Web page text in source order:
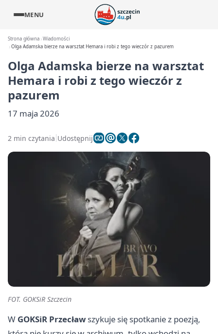
MENU
Strona główna Wiadomości
Olga Adamska bierze na warsztat Hemara i robi z tego wieczór z pazurem
Olga Adamska bierze na warsztat
Hemara i robi z tego wieczór z
pazurem
17 maja 2026
2 min czytania Udostępnij
FOT. GOKSiR Szczecin
W GOKSiR Przecław szykuje się spotkanie z poezją,